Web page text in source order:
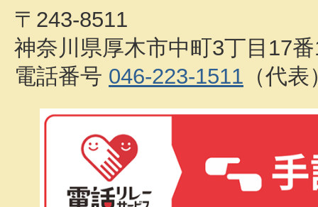
〒243-8511
神奈川県厚木市中町3丁目17
電話番号 046-223-1511 （代表